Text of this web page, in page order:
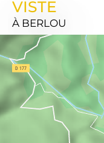
VISTE
À BERLOU